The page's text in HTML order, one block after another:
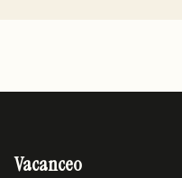
Vacanceo